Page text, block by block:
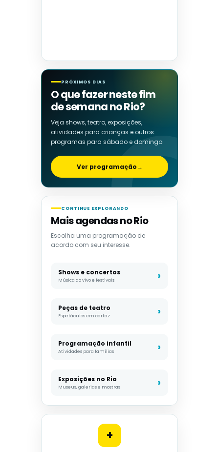
PRÓXIMOS DIAS
O que fazer neste fim
de semana no Rio?
Veja shows, teatro, exposições,
atividades para crianças e outros
programas para sábado e domingo.
Ver programação→
CONTINUE EXPLORANDO
Mais agendas no Rio
Escolha uma programação de
acordo com seu interesse.
Shows e concertos
Música ao vivo e festivais
Peças de teatro
Espetáculos em cartaz
Programação infantil
Atividades para famílias
Exposições no Rio
Museus, galerias e mostras
+